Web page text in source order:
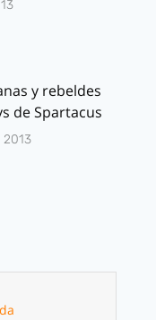
y rebeldes
de Spartacus
2013